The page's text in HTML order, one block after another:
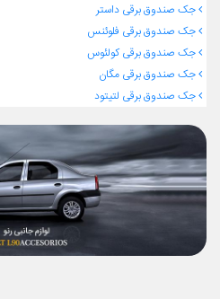
جک صندوق برقی داستر
جک صندوق برقی فلوئنس
جک صندوق برقی کولئوس
جک صندوق برقی مگان
جک صندوق برقی لتیتود